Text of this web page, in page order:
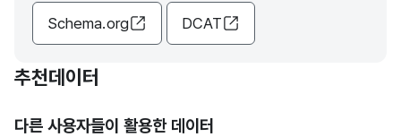
Schema.org
DCAT
추천데이터
다른 사용자들이 활용한 데이터